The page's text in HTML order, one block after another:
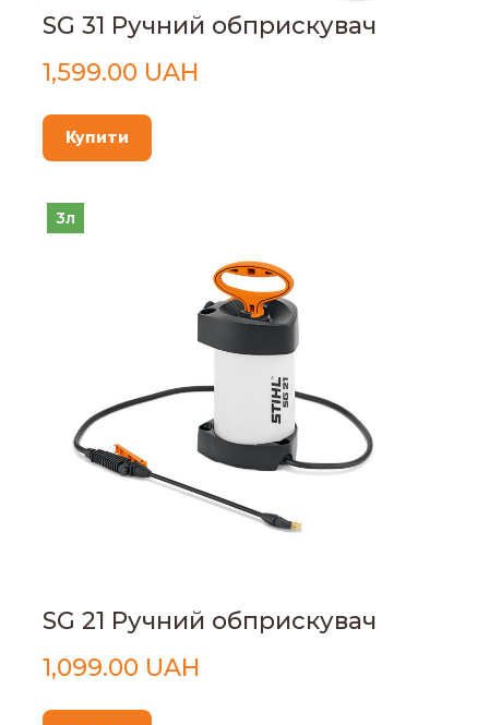
SG 31 Ручний обприскувач
1,599.00 UAH
Купити
3л
SG 21 Ручний обприскувач
1,099.00 UAH